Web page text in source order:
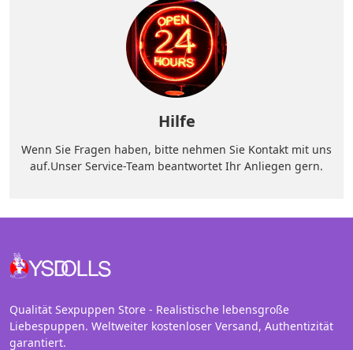
Hilfe
Wenn Sie Fragen haben, bitte nehmen Sie Kontakt mit uns
auf.Unser Service-Team beantwortet Ihr Anliegen gern.
Qualität Sexpuppen Store - Realistische lebensgroße
Liebespuppen. Weltweiter kostenloser Versand, Authentizität
garantiert.